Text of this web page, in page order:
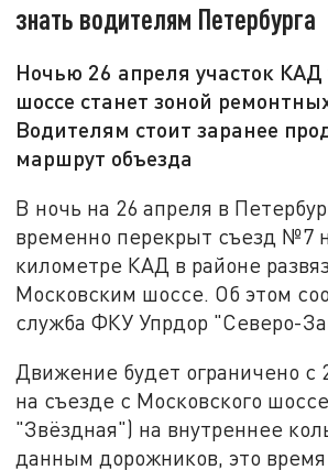
знать водителям Петербурга
Ночью 26 апреля участок КАД
шоссе станет зоной
Водителям стоит заранее
маршрут объезда
В ночь на 26 апреля в
временно перекрыт съезд №7
километре КАД в районе
Московским шоссе. Об этом
служба ФКУ Упрдор "Северо-
Движение будет ограничено с
на съезде с Московского
"Звёздная") на внутреннее
данным дорожников, это